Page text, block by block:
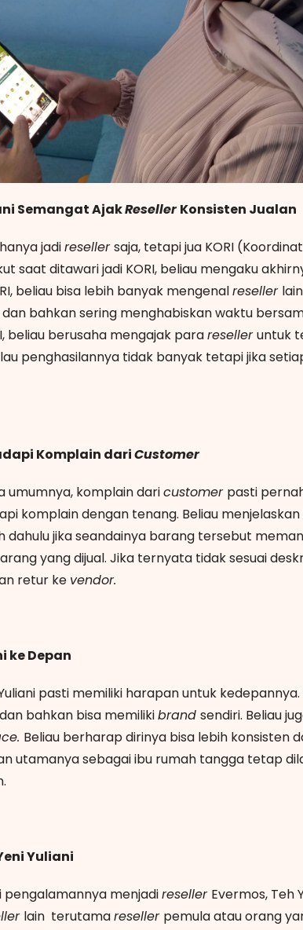
Semangat AjakResellerKonsisten Jualan
jadiresellersaja, tetapi jua KORI
saat ditawari jadi KORI, beliau mengaku
beliau bisa lebih banyak mengenalreseller
bahkan sering menghabiskan waktu
beliau berusaha mengajak parareselleruntuk
penghasilannya tidak banyak tetapi jika
Komplain dariCustomer
umumnya, komplain daricustomer pasti
komplain dengan tenang. Beliau
dahulu jika seandainya barang tersebut
yang dijual. Jika ternyata tidak sesuai
retur ke vendor.
ke Depan
pasti memiliki harapan untuk
bahkan bisa memilikibrand sendiri. Beliau
Beliau berharap dirinya bisa lebih konsisten
utamanya sebagai ibu rumah tangga tetap
Yuliani
menjadireseller Evermos, Teh
lain terutamareseller pemula atau orang